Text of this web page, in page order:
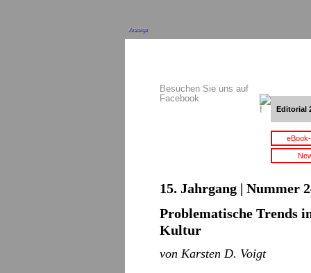
Anzeige
Besuchen Sie uns auf
Facebook
Editorial
15. Jahrgang | Nummer
Problematische Trends
Kultur
von Karsten D. Voigt